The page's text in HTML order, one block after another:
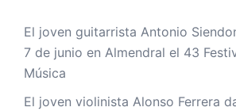
El joven guitarrista Antonio
7 de junio en Almendral el 43
Música
El joven violinista Alonso Ferrera